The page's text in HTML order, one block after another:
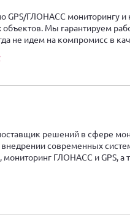
GPS/ГЛОНАСС мониторингу
Мы гарантируем
не идем на компромисс в
решений в сфере
современных
мониторинг ГЛОНАСС и GPS, а